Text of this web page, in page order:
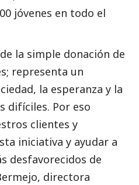
jóvenes en todo el
la simple donación de
representa un
la esperanza y la
difíciles. Por eso
clientes y
iniciativa y ayudar a
desfavorecidos de
directora